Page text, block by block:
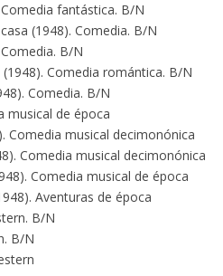
fantástica. B/N
(1948). Comedia. B/N
B/N
Comedia romántica. B/N
Comedia. B/N
musical de época
Comedia musical decimonónica
Comedia musical decimonónica
Comedia musical de época
Aventuras de época
B/N
B/N